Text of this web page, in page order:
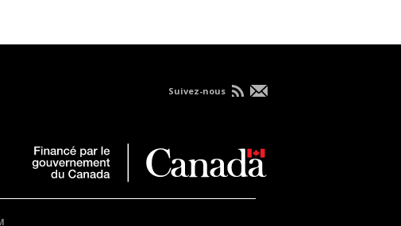
Suivez-nous